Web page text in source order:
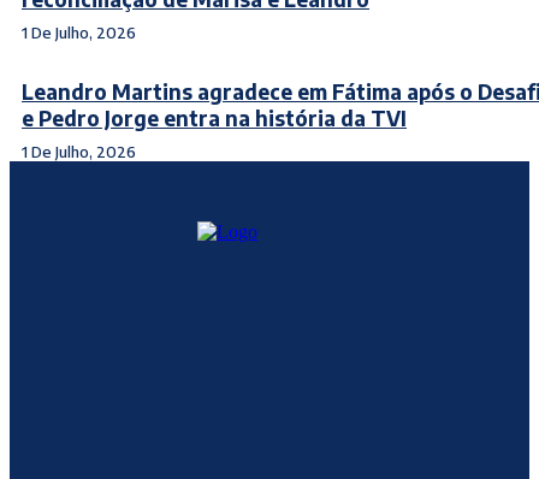
1 De Julho, 2026
Leandro Martins agradece em Fátima após o
e Pedro Jorge entra na história da TVI
1 De Julho, 2026